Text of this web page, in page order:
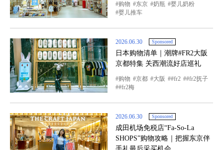
购物 东京 奶瓶
婴儿奶粉
婴儿推车
2026.06.30 Sponsored
日本购物清单｜潮牌#FR2大阪
京都特集 关西潮流好店巡礼
购物 京都 大阪 #fr2
#fr2抚子
#fr2梅
2026.06.30 Sponsored
成田机场免税店“Fa-So-La
SHOPS”购物攻略｜把握东京伴